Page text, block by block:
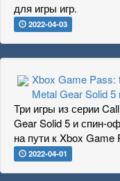
для игры игр.
2022-04-03
Xbox Game Pass:
Metal Gear Solid
Три игры из серии
Gear Solid 5 и спин-
на пути к Xbox Game
2022-04-01